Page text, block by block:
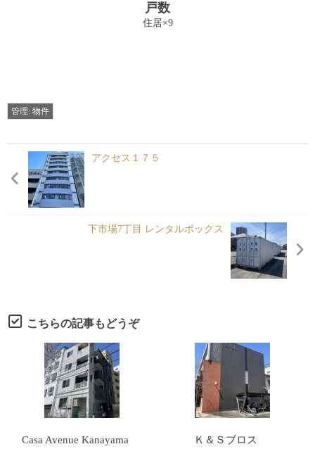
Building
お問い合わせ
各種申請
戸数
住居×9
管理: 物件
アクセス１７５
下市場7丁目 レンタルボックス
こちらの記事もどうぞ
Casa Avenue Kanayama Ｋ＆Ｓブロス